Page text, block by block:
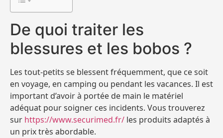
De quoi traiter les
blessures et les bobos ?
Les tout-petits se blessent fréquemment, que ce soit
en voyage, en camping ou pendant les vacances. Il est
important d’avoir à portée de main le matériel
adéquat pour soigner ces incidents. Vous trouverez
sur https://www.securimed.fr/ les produits adaptés à
un prix très abordable.